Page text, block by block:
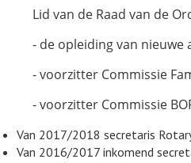
Lid van de Raad van de
- de opleiding van nieuwe
- voorzitter Commissie
- voorzitter Commissie
Van 2017/2018 secretaris
Van 2016/2017 inkomend